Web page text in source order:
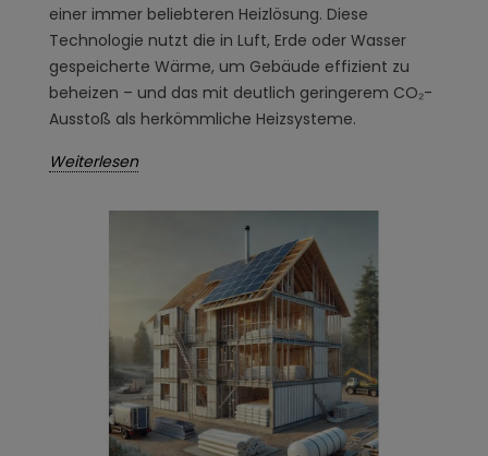
einer immer beliebteren Heizlösung. Diese
Technologie nutzt die in Luft, Erde oder Wasser
gespeicherte Wärme, um Gebäude effizient zu
beheizen – und das mit deutlich geringerem CO₂-
Ausstoß als herkömmliche Heizsysteme.
Weiterlesen